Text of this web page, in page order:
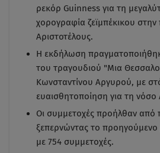
ρεκόρ Guinness για τη
χορογραφία ζεϊμπέκικου στην
Αριστοτέλους.
Η εκδήλωση
του τραγουδιού "Μια
Κωνσταντίνου Αργυρού, με
ευαισθητοποίηση για τη νόσο
Οι συμμετοχές προήλθαν από
ξεπερνώντας το
με 754 συμμετοχές.